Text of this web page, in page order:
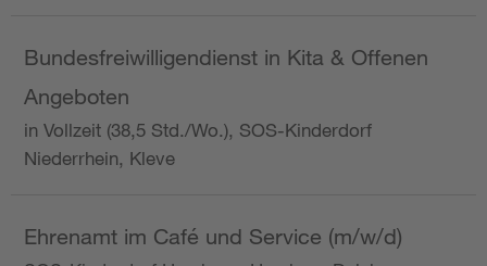
Bundesfreiwilligendienst in Kita & Offenen
Angeboten
in Vollzeit (38,5 Std./Wo.), SOS-Kinderdorf
Niederrhein, Kleve
Ehrenamt im Café und Service (m/w/d)